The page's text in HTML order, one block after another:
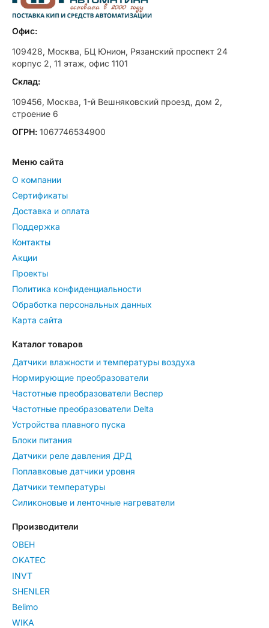
Офис:
109428, Москва, БЦ Юнион, Рязанский проспект 24
корпус 2, 11 этаж, офис 1101
Склад:
109456, Москва, 1-й Вешняковский проезд, дом 2,
строение 6
ОГРН: 1067746534900
Меню сайта
О компании
Сертификаты
Доставка и оплата
Поддержка
Контакты
Акции
Проекты
Политика конфиденциальности
Обработка персональных данных
Карта сайта
Каталог товаров
Датчики влажности и температуры воздуха
Нормирующие преобразователи
Частотные преобразователи Веспер
Частотные преобразователи Delta
Устройства плавного пуска
Блоки питания
Датчики реле давления ДРД
Поплавковые датчики уровня
Датчики температуры
Силиконовые и ленточные нагреватели
Производители
ОВЕН
OKATEC
INVT
SHENLER
Belimo
WIKA